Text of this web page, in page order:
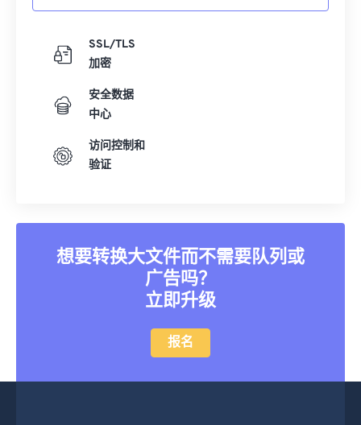
SSL/TLS
加密
安全数据
中心
访问控制和
验证
想要转换大文件而不需要队列或
广告吗？
立即升级
报名